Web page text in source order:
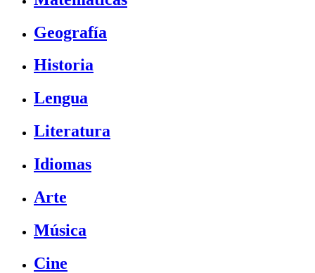
Geografía
Historia
Lengua
Literatura
Idiomas
Arte
Música
Cine